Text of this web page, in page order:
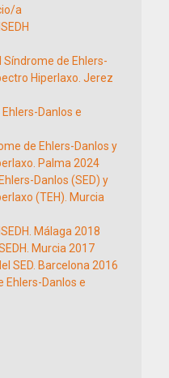
a
Síndrome de Ehlers-
Hiperlaxo. Jerez
Ehlers-Danlos e
de Ehlers-Danlos y
Palma 2024
Danlos (SED) y
(TEH). Murcia
Málaga 2018
Murcia 2017
SED. Barcelona 2016
Ehlers-Danlos e